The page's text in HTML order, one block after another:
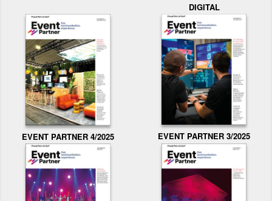
DIGITAL
EVENT PARTNER 4/2025 EVENT PARTNER 3/2025